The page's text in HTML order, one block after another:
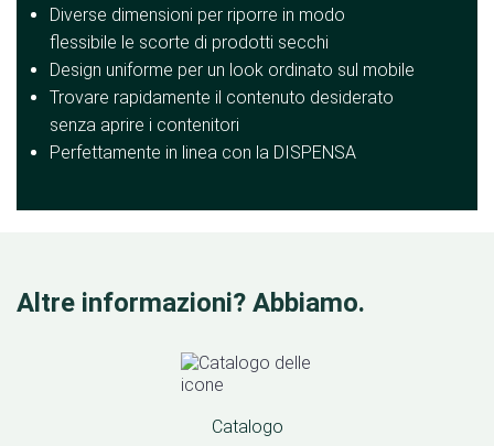
Diverse dimensioni per riporre in modo
flessibile le scorte di prodotti secchi
Design uniforme per un look ordinato sul mobile
Trovare rapidamente il contenuto desiderato
senza aprire i contenitori
Perfettamente in linea con la DISPENSA
Altre informazioni? Abbiamo.
Catalogo